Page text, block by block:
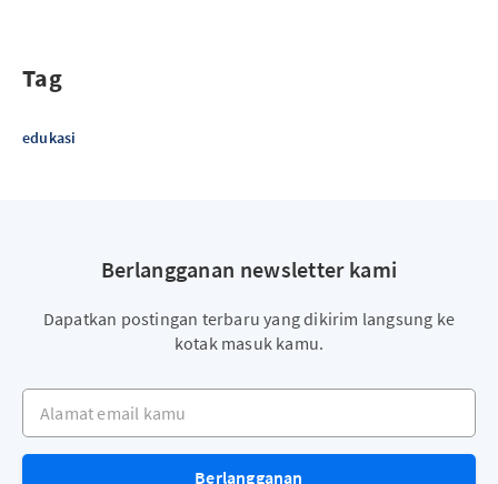
Tag
edukasi
Berlangganan newsletter kami
Dapatkan postingan terbaru yang dikirim langsung ke
kotak masuk kamu.
Alamat email kamu
Berlangganan